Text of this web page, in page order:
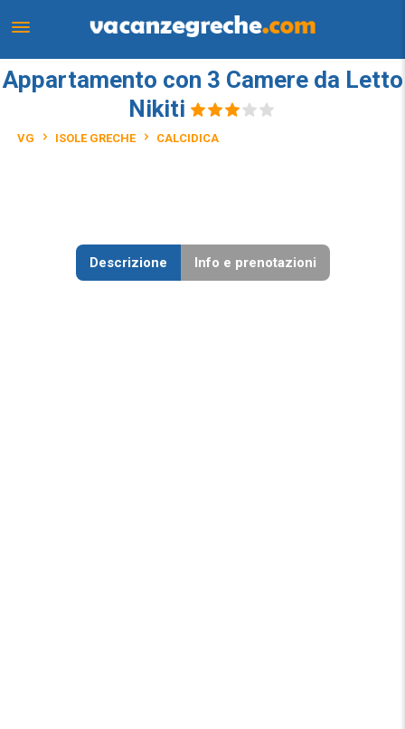
Appartamento con 3 Camere da Letto
Nikiti
VG ISOLE GRECHE CALCIDICA
Descrizione Info e prenotazioni